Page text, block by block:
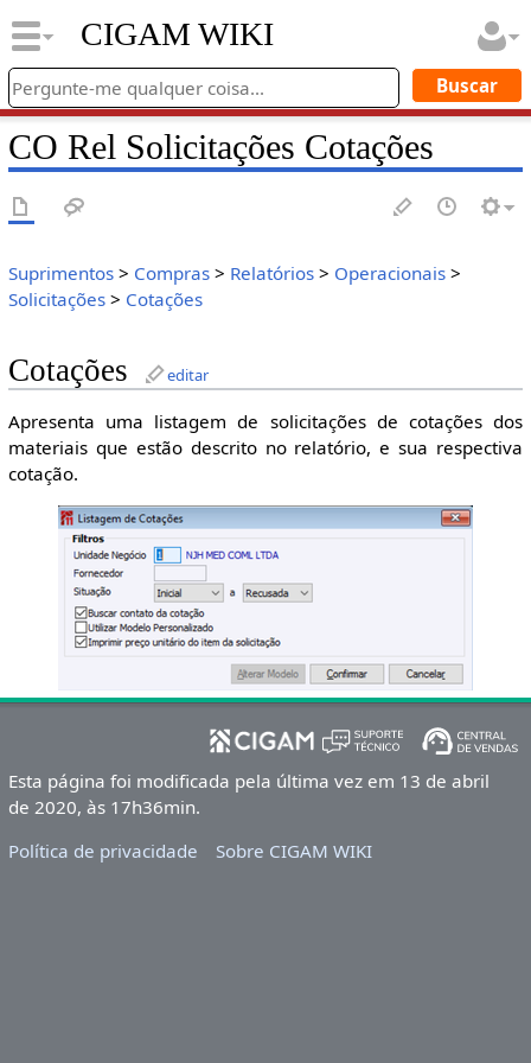
CIGAM WIKI
CO Rel Solicitações Cotações
Suprimentos> Compras> Relatórios> Operacionais>
Solicitações> Cotações
Cotações editar
Apresenta uma listagem de solicitações de cotações dos
materiais que estão descrito no relatório, e sua respectiva
cotação.
Esta página foi modificada pela última vez em 13 de abril
de 2020, às 17h36min.
Política de privacidade
Sobre CIGAM WIKI